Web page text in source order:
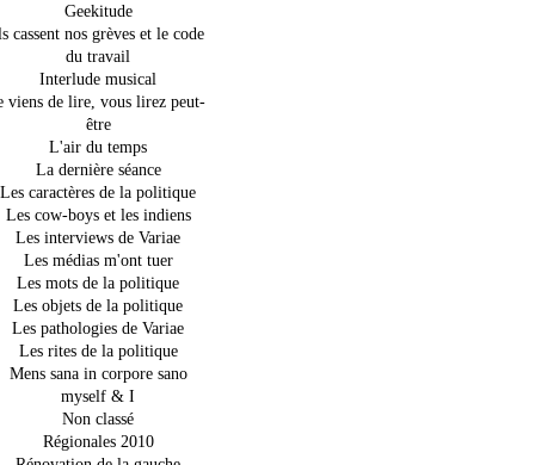
Geekitude
cassent nos grèves et le code
du travail
Interlude musical
viens de lire, vous lirez peut-
être
L'air du temps
La dernière séance
Les caractères de la politique
Les cow-boys et les indiens
Les interviews de Variae
Les médias m'ont tuer
Les mots de la politique
Les objets de la politique
Les pathologies de Variae
Les rites de la politique
Mens sana in corpore sano
myself & I
Non classé
Régionales 2010